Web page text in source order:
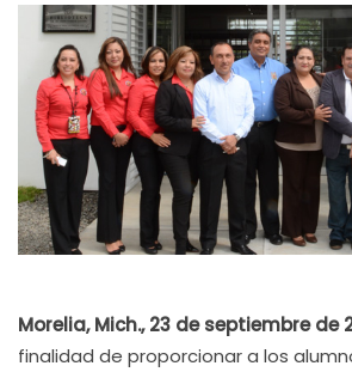
Morelia, Mich., 23 de septiembre de
finalidad de proporcionar a los